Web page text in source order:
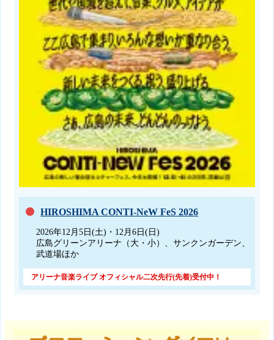
HIROSHIMA CONTI-NeW FeS 2026
2026年12月5日(土)・12月6日(日)
広島グリーンアリーナ（大・小）、サンクンガーデン、
武道場ほか
アリーナ音楽ライブ オフィシャル二次先行(先着)受付中！